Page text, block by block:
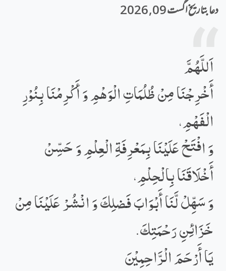
دعا بتاریخ اگست 09, 2026
اَللَّهُمَّ
أَخْرِجْنَا مِنْ ظُلُمَاتِ الْوَھْمِ وَ أَکْرِمْنَا بِنُوْرِ
الْفَھْمِ،
وَ افْتَحْ عَلَیْنَا بِمَعْرِفَةِ الْعِلْمِ وَ حَسِّنْ
أَخْلَاقَنَا بِالْحِلْمِ،
وَ سَھِّلْ لَّنَا أَبْوَابَ فَضلِكَ وَ انْشُرْ عَلَیْنَا مِنْ
خَزَائِنِ رَحْمَتِكَ.
یَا أَرْحَمَ الْرَّاحِمِیْنَ